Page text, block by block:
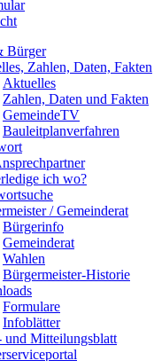
Bürger
Zahlen, Daten, Fakten
Aktuelles
Zahlen, Daten und Fakten
GemeindeTV
Bauleitplanverfahren
ich wo?
/ Gemeinderat
Bürgerinfo
Gemeinderat
Wahlen
Bürgermeister-Historie
Formulare
Infoblätter
und Mitteilungsblatt